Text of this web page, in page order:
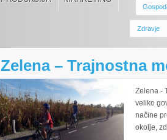
Zdravje
Zelena – Trajnostna
Zelena -
veliko
načine
okolje,